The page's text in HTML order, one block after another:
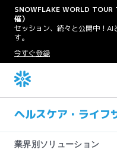
SNOWFLAKE WORLD
催）
セッション、続々と公開中！
す。
今すぐ登録
ヘルスケア・ライフ
概要
ユースケース
業界別ソリューション